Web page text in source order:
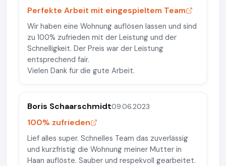
Perfekte Arbeit mit eingespieltem Team
Wir haben eine Wohnung auflösen lassen und sind
zu 100% zufrieden mit der Leistung und der
Schnelligkeit. Der Preis war der Leistung
entsprechend fair.
Vielen Dank für die gute Arbeit.
Boris Schaarschmidt09.06.2023
100% zufrieden
Lief alles super. Schnelles Team das zuverlässig
und kurzfristig die Wohnung meiner Mutter in
Haan auflöste. Sauber und respekvoll gearbeitet.